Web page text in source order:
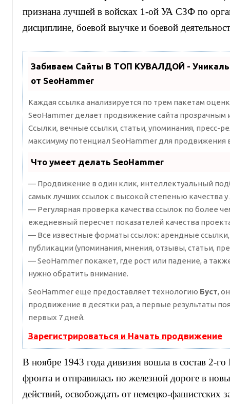
признана лучшей в войсках 1-ой УА СЗФ по
дисциплине, боевой выучке и боевой
Забиваем Сайты В ТОП КУВАЛДОЙ -
от SeoHammer
Каждая ссылка анализируется по трем пакетам
SeoHammer делает продвижение сайта прозрачным
Ссылки, вечные ссылки, статьи, упоминания, пресс-
максимуму потенциал SeoHammer для продвижения
Что умеет делать SeoHammer
— Продвижение в один клик, интеллектуальный
самых лучших ссылок с высокой степенью качества
— Регулярная проверка качества ссылок по более
ежедневный пересчет показателей качества
— Все известные форматы ссылок: арендные
публикации (упоминания, мнения, отзывы, статьи,
— SeoHammer покажет, где рост или падение, а
нужно обратить внимание.
SeoHammer еще предоставляет технологию Буст,
продвижение в десятки раз, а первые результаты
первых 7 дней.
Зарегистрироваться и Начать продвижение
В ноябре 1943 года дивизия вошла в состав 2-го
фронта и отправилась по железной дороге в
действий, освобождать от немецко-фашистских